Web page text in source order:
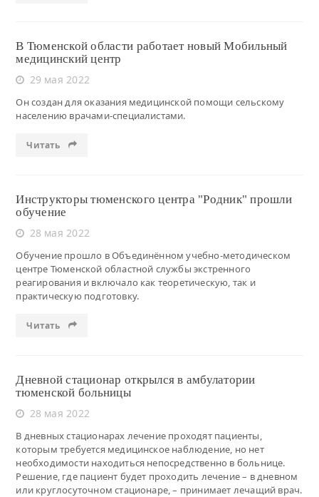
В Тюменской области работает новый Мобильный
медицинский центр
29 мая 2022
Он создан для оказания медицинской помощи сельскому
населению врачами-специалистами.
Читать
Инструкторы тюменского центра "Родник" прошли
обучение
28 мая 2022
Обучение прошло в Объединённом учебно-методическом
центре Тюменской областной службы экстренного
реагирования и включало как теоретическую, так и
практическую подготовку.
Читать
Дневной стационар открылся в амбулатории
тюменской больницы
28 мая 2022
В дневных стационарах лечение проходят пациенты,
которым требуется медицинское наблюдение, но нет
необходимости находиться непосредственно в больнице.
Решение, где пациент будет проходить лечение – в дневном
или круглосуточном стационаре, – принимает лечащий врач.